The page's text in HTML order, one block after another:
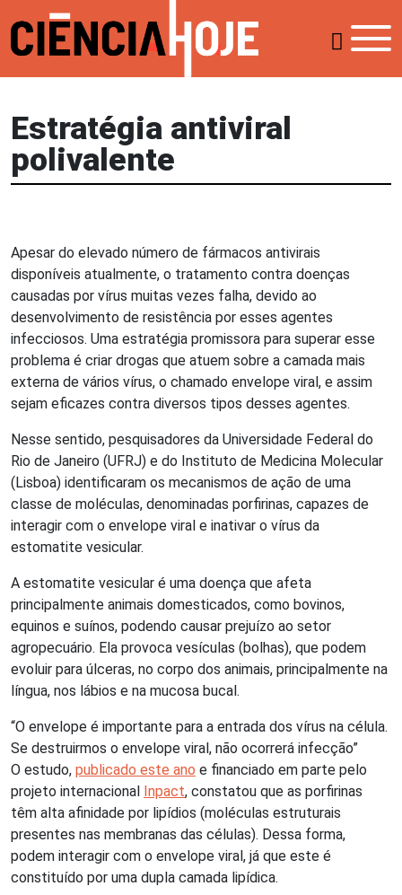
Estratégia antiviral
polivalente
Apesar do elevado número de fármacos antivirais
disponíveis atualmente, o tratamento contra doenças
causadas por vírus muitas vezes falha, devido ao
desenvolvimento de resistência por esses agentes
infecciosos. Uma estratégia promissora para superar esse
problema é criar drogas que atuem sobre a camada mais
externa de vários vírus, o chamado envelope viral, e assim
sejam eficazes contra diversos tipos desses agentes.
Nesse sentido, pesquisadores da Universidade Federal do
Rio de Janeiro (UFRJ) e do Instituto de Medicina Molecular
(Lisboa) identificaram os mecanismos de ação de uma
classe de moléculas, denominadas porfirinas, capazes de
interagir com o envelope viral e inativar o vírus da
estomatite vesicular.
A estomatite vesicular é uma doença que afeta
principalmente animais domesticados, como bovinos,
equinos e suínos, podendo causar prejuízo ao setor
agropecuário. Ela provoca vesículas (bolhas), que podem
evoluir para úlceras, no corpo dos animais, principalmente na
língua, nos lábios e na mucosa bucal.
“O envelope é importante para a entrada dos vírus na célula.
Se destruirmos o envelope viral, não ocorrerá infecção”
O estudo, publicado este ano e financiado em parte pelo
projeto internacional Inpact, constatou que as porfirinas
têm alta afinidade por lipídios (moléculas estruturais
presentes nas membranas das células). Dessa forma,
podem interagir com o envelope viral, já que este é
constituído por uma dupla camada lipídica.